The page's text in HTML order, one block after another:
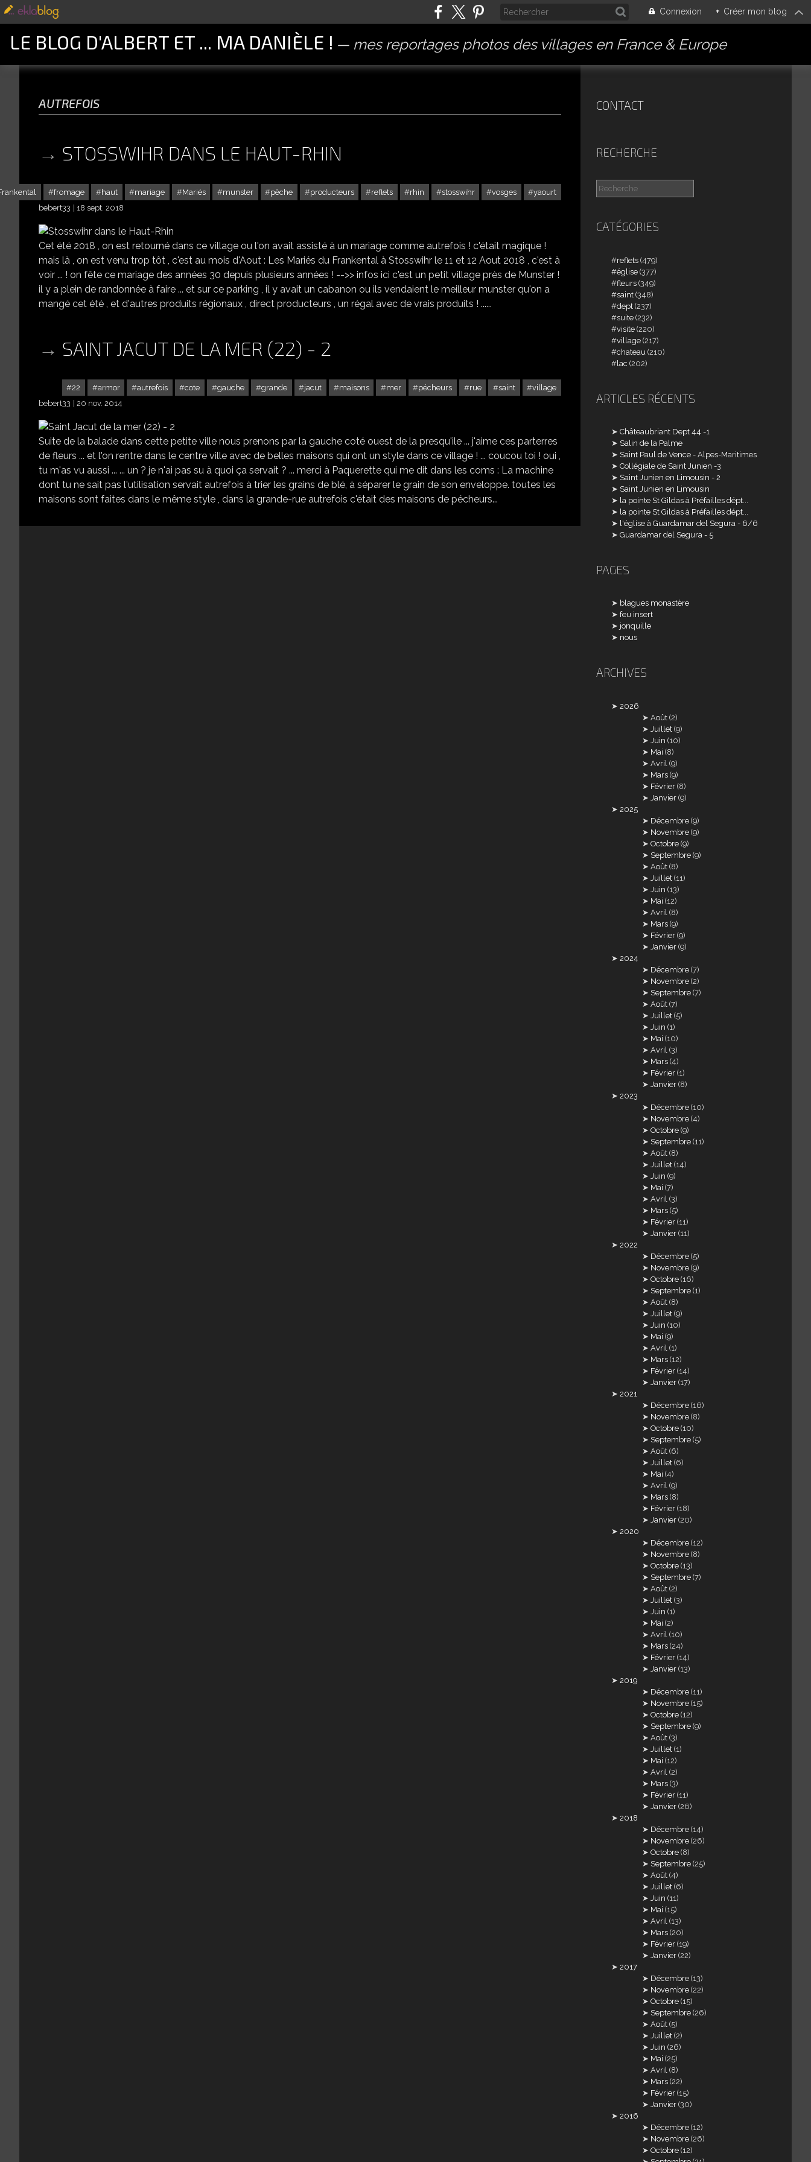
Connexion + Créer mon blog
LE BLOG D'ALBERT ET ... MA DANIÈLE ! mes reportages photos des villages en France & Europe
autrefois
STOSSWIHR DANS LE HAUT-RHIN
fromage haut mariage Mariés munster pêche producteurs reflets rhin stosswihr vosges
yaourt
bebert33
18 sept. 2018
Cet été 2018 , on est retourné dans ce village ou l'on avait assisté à un mariage comme autrefois ! c'était magique !
mais là , on est venu trop tôt , c'est au mois d'Aout : Les Mariés du Frankental à Stosswihr le 11 et 12 Aout 2018 , c'est à
voir ... ! on fête ce mariage des années 30 depuis plusieurs années ! -->> infos ici c'est un petit village près de Munster !
il y a plein de randonnée à faire ... et sur ce parking , il y avait un cabanon ou ils vendaient le meilleur munster qu'on a
mangé cet été , et d'autres produits régionaux , direct producteurs , un régal avec de vrais produits ! ......
SAINT JACUT DE LA MER (22) - 2
22 armor autrefois cote gauche grande jacut maisons mer pécheurs rue saint
village
bebert33
20 nov. 2014
Suite de la balade dans cette petite ville nous prenons par la gauche coté ouest de la presqu'ile ... j'aime ces parterres
de fleurs ... et l'on rentre dans le centre ville avec de belles maisons qui ont un style dans ce village ! ... coucou toi ! oui ,
tu m'as vu aussi ... ... un ? je n'ai pas su à quoi ça servait ? ... merci à Paquerette qui me dit dans les coms : La machine
dont tu ne sait pas l'utilisation servait autrefois à trier les grains de blé, à séparer le grain de son enveloppe. toutes les
maisons sont faites dans le même style , dans la grande-rue autrefois c'était des maisons de pécheurs...
CONTACT
RECHERCHE
CATÉGORIES
reflets (479)
église (377)
fleurs (349)
saint (348)
dept (237)
suite (232)
visite (220)
village (217)
chateau (210)
lac (202)
ARTICLES RÉCENTS
Châteaubriant Dept 44 -1
Salin de la Palme
Saint Paul de Vence - Alpes-Maritimes
Collégiale de Saint Junien -3
Saint Junien en Limousin - 2
Saint Junien en Limousin
la pointe St Gildas à Préfailles dépt...
la pointe St Gildas à Préfailles dépt...
l'église à Guardamar del Segura - 6/6
Guardamar del Segura - 5
PAGES
blagues monastère
feu insert
jonquille
nous
ARCHIVES
2026
Août (2)
Juillet (9)
Juin (10)
Mai (8)
Avril (9)
Mars (9)
Février (8)
Janvier (9)
2025
Décembre (9)
Novembre (9)
Octobre (9)
Septembre (9)
Août (8)
Juillet (11)
Juin (13)
Mai (12)
Avril (8)
Mars (9)
Février (9)
Janvier (9)
2024
Décembre (7)
Novembre (2)
Septembre (7)
Août (7)
Juillet (5)
Juin (1)
Mai (10)
Avril (3)
Mars (4)
Février (1)
Janvier (8)
2023
Décembre (10)
Novembre (4)
Octobre (9)
Septembre (11)
Août (8)
Juillet (14)
Juin (9)
Mai (7)
Avril (3)
Mars (5)
Février (11)
Janvier (11)
2022
Décembre (5)
Novembre (9)
Octobre (16)
Septembre (1)
Août (8)
Juillet (9)
Juin (10)
Mai (9)
Avril (1)
Mars (12)
Février (14)
Janvier (17)
2021
Décembre (16)
Novembre (8)
Octobre (10)
Septembre (5)
Août (6)
Juillet (6)
Mai (4)
Avril (9)
Mars (8)
Février (18)
Janvier (20)
2020
Décembre (12)
Novembre (8)
Octobre (13)
Septembre (7)
Août (2)
Juillet (3)
Juin (1)
Mai (2)
Avril (10)
Mars (24)
Février (14)
Janvier (13)
2019
Décembre (11)
Novembre (15)
Octobre (12)
Septembre (9)
Août (3)
Juillet (1)
Mai (12)
Avril (2)
Mars (3)
Février (11)
Janvier (26)
2018
Décembre (14)
Novembre (26)
Octobre (8)
Septembre (25)
Août (4)
Juillet (6)
Juin (11)
Mai (15)
Avril (13)
Mars (20)
Février (19)
Janvier (22)
2017
Décembre (13)
Novembre (22)
Octobre (15)
Septembre (26)
Août (5)
Juillet (2)
Juin (26)
Mai (25)
Avril (8)
Mars (22)
Février (15)
Janvier (30)
2016
Décembre (12)
Novembre (26)
Octobre (12)